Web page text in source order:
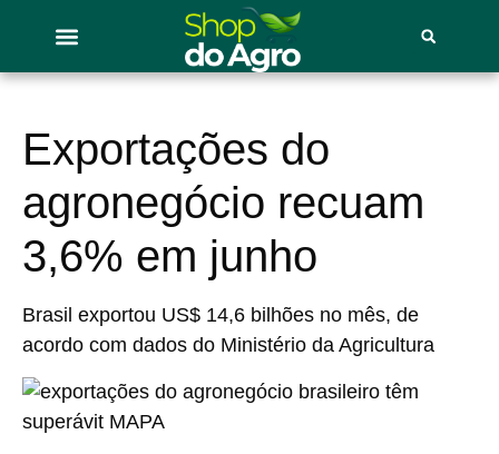
Exportações do
agronegócio recuam
3,6% em junho
Brasil exportou US$ 14,6 bilhões no mês, de
acordo com dados do Ministério da Agricultura